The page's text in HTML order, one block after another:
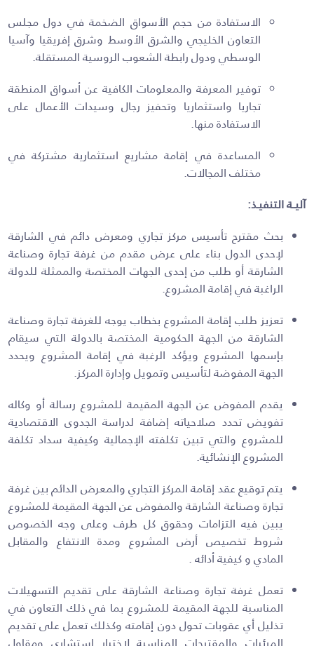
الاستفادة من حجم الأسواق الضخمة في دول مجلس
التعاون الخليجي والشرق الأوسط وشرق إفريقيا وآسيا
الوسطي ودول رابطة الشعوب الروسية المستقلة.
توفير المعرفة والمعلومات الكافية عن أسواق المنطقة
تجاريا واستثماريا وتحفيز رجال وسيدات الأعمال على
الاستفادة منها.
المساعدة في إقامة مشاريع استثمارية مشتركة في
مختلف المجالات.
آليــة التنفيـذ:
بحث مقترح تأسيس مركز تجاري ومعرض دائم في الشارقة
لإحدى الدول بناء على عرض مقدم من غرفة تجارة وصناعة
الشارقة أو طلب من إحدى الجهات المختصة والممثلة للدولة
الراغبة في إقامة المشروع.
تعزيز طلب إقامة المشروع بخطاب يوجه للغرفة تجارة وصناعة
الشارقة من الجهة الحكومية المختصة بالدولة التي سيقام
بإسمها المشروع ويؤكد الرغبة في إقامة المشروع ويحدد
الجهة المفوضة لتأسيس وتمويل وإدارة المركز.
يقدم المفوض عن الجهة المقيمة للمشروع رسالة أو وكاله
تفويض تحدد صلاحياته إضافة لدراسة الجدوى الاقتصادية
للمشروع والتي تبين تكلفته الإجمالية وكيفية سداد تكلفة
المشروع الإنشائية.
يتم توقيع عقد إقامة المركز التجاري والمعرض الدائم بين غرفة
تجارة وصناعة الشارقة والمفوض عن الجهة المقيمة للمشروع
يبين فيه التزامات وحقوق كل طرف وعلى وجه الخصوص
شروط تخصيص أرض المشروع ومدة الانتفاع والمقابل
المادي و كيفية أدائه .
تعمل غرفة تجارة وصناعة الشارقة على تقديم التسهيلات
المناسبة للجهة المقيمة للمشروع بما في ذلك التعاون في
تذليل أي عقوبات تحول دون إقامته وكذلك تعمل على تقديم